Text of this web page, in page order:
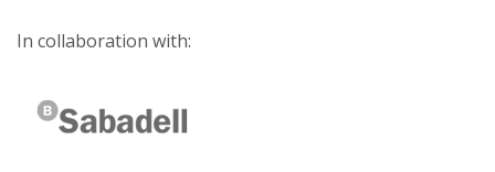
In collaboration with: